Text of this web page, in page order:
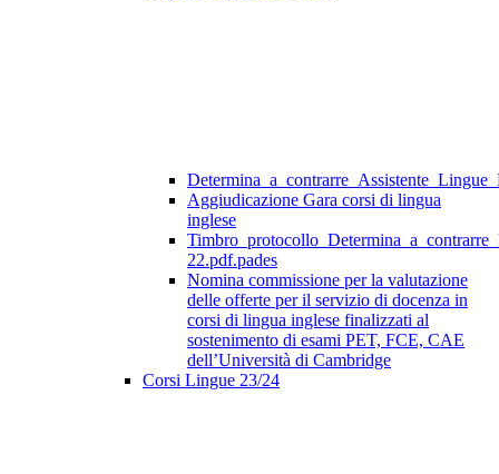
Aggiudicazione Gara corsi di lingua
inglese
22.pdf.pades
Nomina commissione per la valutazione
delle offerte per il servizio di docenza in
corsi di lingua inglese finalizzati al
sostenimento di esami PET, FCE, CAE
dell’Università di Cambridge
Corsi Lingue 23/24